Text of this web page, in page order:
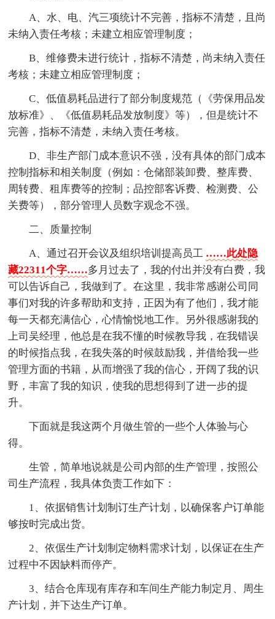
A、水、电、汽三项统计不完善，指标不清楚，且尚
未纳入责任考核；未建立相应管理制度；
B、维修费未进行统计，指标不清楚，尚未纳入责任
考核；未建立相应管理制度；
C、低值易耗品进行了部分制度规范（《劳保用品发
放标准》、《低值易耗品发放制度》等），但是统计不
完善，指标不清楚，未纳入责任考核。
D、非生产部门成本意识不强，没有具体的部门成本
控制指标和相关制度（例如：仓储部装卸费、整库费、
周转费、租库费等的控制；品控部客诉费、检测费、公
关费等），部分管理人员数字观念不强。
二、质量控制
A、通过召开会议及组织培训提高员工 ……此处隐
藏22311个字……多月过去了，我的付出并没有白费，我
可以告诉自己，我做到了。在这里，我非常感谢公司同
事们对我的许多帮助和支持，正因为有了他们，我才能
每一天都充满信心，心情愉悦地工作。另外很感谢我的
上司吴经理，他总是在我不懂的时候教导我，在我错误
的时候指点我，在我失落的时候鼓励我，并借给我一些
管理方面的书籍，从而增强了我的信心，开阔了我的识
野，丰富了我的知识，使我的思想得到了进一步的提
升。
下面就是我这两个月做生管的一些个人体验与心
得。
生管，简单地说就是公司内部的生产管理，按照公
司生产流程，我具体负责工作如下：
1、依据销售计划制订生产计划，以确保客户订单能
够按时完成出货。
2、依倨生产计划制定物料需求计划，以保证在生产
过程中不因缺料而停产。
3、结合仓库现有库存和车间生产能力制定月、周生
产计划，并下达生产订单。